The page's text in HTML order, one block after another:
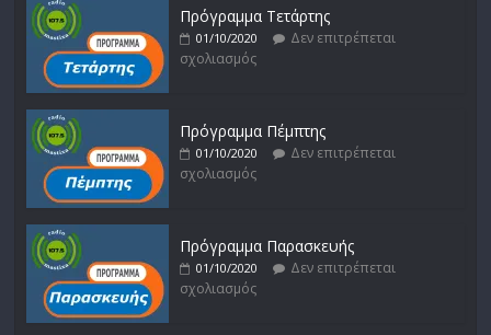
Πρόγραμμα Τετάρτης
01/10/2020
Δεν επιτρέπεται
σχολιασμός
Πρόγραμμα Πέμπτης
01/10/2020
Δεν επιτρέπεται
σχολιασμός
Πρόγραμμα Παρασκευής
01/10/2020
Δεν επιτρέπεται
σχολιασμός